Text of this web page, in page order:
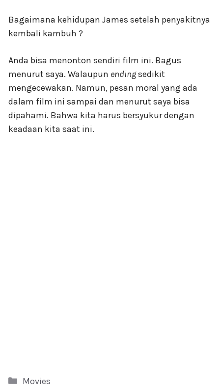
Bagaimana kehidupan James setelah penyakitnya
kembali kambuh ?
Anda bisa menonton sendiri film ini. Bagus
menurut saya. Walaupun endingsedikit
mengecewakan. Namun, pesan moral yang ada
dalam film ini sampai dan menurut saya bisa
dipahami. Bahwa kita harus bersyukur dengan
keadaan kita saat ini.
Kategori
Movies